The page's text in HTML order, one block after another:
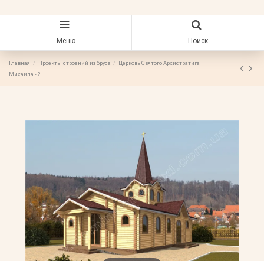
Меню Поиск
Главная Проекты строений из бруса
Церковь Святого Архистратига
Михаила - 2